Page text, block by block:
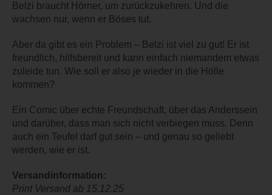
Belzi braucht Hörner, um zurückzukehren. Und die
wachsen nur, wenn er Böses tut.
Aber da gibt es ein Problem – Belzi ist viel zu gut! Er ist
freundlich, hilfsbereit und kann einfach niemandem etwas
zuleide tun. Wie soll er also je wieder in die Hölle
kommen?
Ein Comic über echte Freundschaft, über das Anderssein
und darüber, dass man sich nicht verbiegen muss. Denn
auch ein Teufel darf gut sein – und genau so geliebt
werden, wie er ist.
Versandinformation:
Print Versand ab 15.12.25